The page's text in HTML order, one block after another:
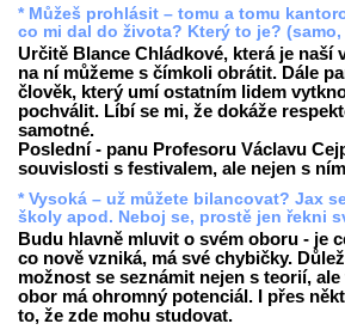
* Můžeš prohlásit – tomu a tomu
co mi dal do života? Který to je?
Určitě Blance Chládkové, která je naší
na ní můžeme s čímkoli obrátit. Dále
člověk, který umí ostatním lidem
pochválit. Líbí se mi, že dokáže
samotné.
Poslední - panu Profesoru Václavu
souvislosti s festivalem, ale nejen s
* Vysoká – už můžete bilancovat? Jax
školy apod. Neboj se, prostě jen řekni
Budu hlavně mluvit o svém oboru - je
co nově vzniká, má své chybičky.
možnost se seznámit nejen s teorií,
obor má ohromný potenciál. I přes
to, že zde mohu studovat.